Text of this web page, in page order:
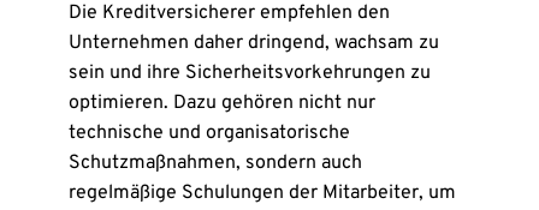
Die Kreditversicherer empfehlen den
Unternehmen daher dringend, wachsam zu
sein und ihre Sicherheitsvorkehrungen zu
optimieren. Dazu gehören nicht nur
technische und organisatorische
Schutzmaßnahmen, sondern auch
regelmäßige Schulungen der Mitarbeiter, um